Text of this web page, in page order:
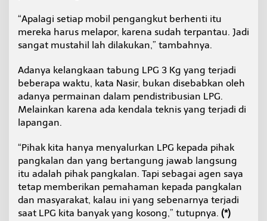
“Apalagi setiap mobil pengangkut berhenti itu
mereka harus melapor, karena sudah terpantau. Jadi
sangat mustahil lah dilakukan,” tambahnya.
Adanya kelangkaan tabung LPG 3 Kg yang terjadi
beberapa waktu, kata Nasir, bukan disebabkan oleh
adanya permainan dalam pendistribusian LPG.
Melainkan karena ada kendala teknis yang terjadi di
lapangan.
“Pihak kita hanya menyalurkan LPG kepada pihak
pangkalan dan yang bertangung jawab langsung
itu adalah pihak pangkalan. Tapi sebagai agen saya
tetap memberikan pemahaman kepada pangkalan
dan masyarakat, kalau ini yang sebenarnya terjadi
saat LPG kita banyak yang kosong,” tutupnya. (*)